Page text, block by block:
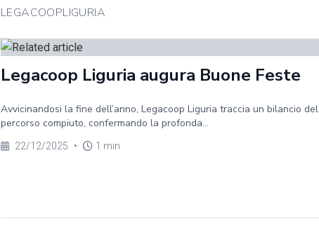
LEGACOOPLIGURIA
Legacoop Liguria augura Buone Feste
Avvicinandosi la fine dell’anno, Legacoop Liguria traccia un bilancio del
percorso compiuto, confermando la profonda...
22/12/2025 • 1 min